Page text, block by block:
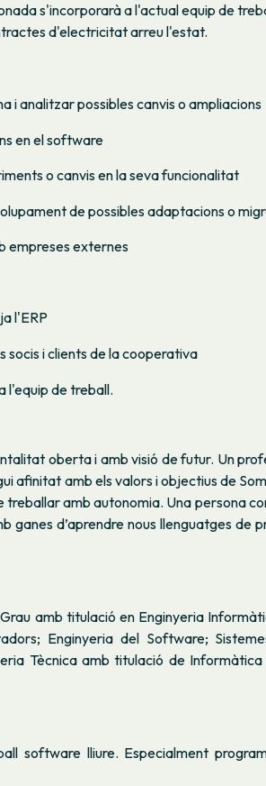
s'incorporarà a l'actual equip de
d'electricitat arreu l'estat.
i analitzar possibles canvis o ampliacions
en el software
o canvis en la seva funcionalitat
de possibles adaptacions o
empreses externes
l'ERP
socis i clients de la cooperativa
l'equip de treball.
oberta i amb visió de futur. Un
afinitat amb els valors i objectius de
amb autonomia. Una persona
ganes d’aprendre nous llenguatges de
amb titulació en Enginyeria
Enginyeria del Software;
Tècnica amb titulació de
software lliure. Especialment